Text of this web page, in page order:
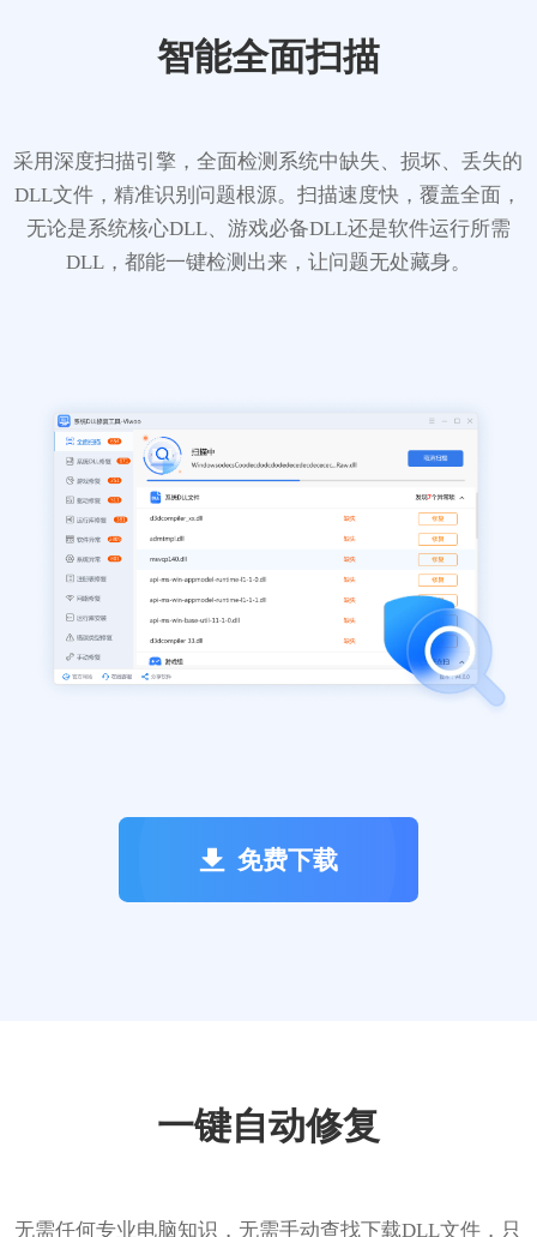
智能全面扫描
采用深度扫描引擎，全面检测系统中缺失、损坏、丢失的
DLL文件，精准识别问题根源。扫描速度快，覆盖全面，
无论是系统核心DLL、游戏必备DLL还是软件运行所需
DLL，都能一键检测出来，让问题无处藏身。
免费下载
一键自动修复
无需任何专业电脑知识，无需手动查找下载DLL文件，只